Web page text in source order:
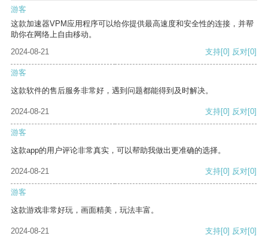
游客
这款加速器VPM应用程序可以给你提供最高速度和安全性的连接，并帮
助你在网络上自由移动。
2024-08-21
支持[0] 反对[0]
游客
这款软件的售后服务非常好，遇到问题都能得到及时解决。
2024-08-21 支持[0] 反对[0]
游客
这款app的用户评论非常真实，可以帮助我做出更准确的选择。
2024-08-21 支持[0] 反对[0]
游客
这款游戏非常好玩，画面精美，玩法丰富。
2024-08-21 支持[0] 反对[0]